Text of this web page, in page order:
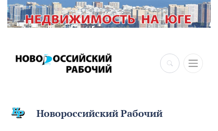
×
Новороссийский Рабочий